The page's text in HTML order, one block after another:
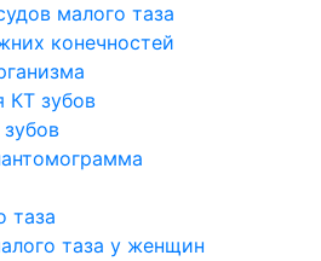
малого таза
конечностей
КТ зубов
таза
таза у женщин